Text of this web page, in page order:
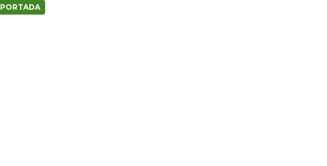
PORTADA